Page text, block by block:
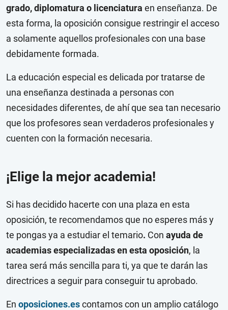
grado, diplomatura o licenciatura en enseñanza. De
esta forma, la oposición consigue restringir el acceso
a solamente aquellos profesionales con una base
debidamente formada.
La educación especial es delicada por tratarse de
una enseñanza destinada a personas con
necesidades diferentes, de ahí que sea tan necesario
que los profesores sean verdaderos profesionales y
cuenten con la formación necesaria.
¡Elige la mejor academia!
Si has decidido hacerte con una plaza en esta
oposición, te recomendamos que no esperes más y
te pongas ya a estudiar el temario. Con ayuda de
academias especializadas en esta oposición, la
tarea será más sencilla para ti, ya que te darán las
directrices a seguir para conseguir tu aprobado.
En oposiciones.escontamos con un amplio catálogo